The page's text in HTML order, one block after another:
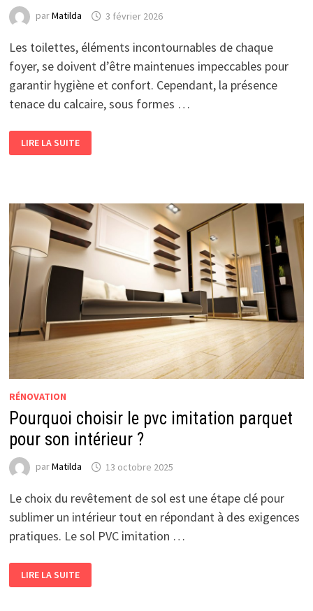
parMatilda 3 février 2026
Les toilettes, éléments incontournables de chaque
foyer, se doivent d’être maintenues impeccables pour
garantir hygiène et confort. Cependant, la présence
tenace du calcaire, sous formes …
ENLEVER
EFFICACEMENT
TOILETTES
SANS
PRODUITS
CHIMIQUES
LIRE LA SUITE
RÉNOVATION
Pourquoi choisir le pvc imitation parquet
pour son intérieur ?
parMatilda 13 octobre 2025
Le choix du revêtement de sol est une étape clé pour
sublimer un intérieur tout en répondant à des exigences
pratiques. Le sol PVC imitation …
CHOISIR
LE
LIRE LA SUITE